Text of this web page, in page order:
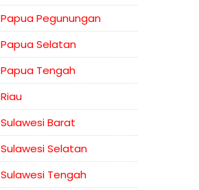
Papua Pegunungan
Papua Selatan
Papua Tengah
Riau
Sulawesi Barat
Sulawesi Selatan
Sulawesi Tengah